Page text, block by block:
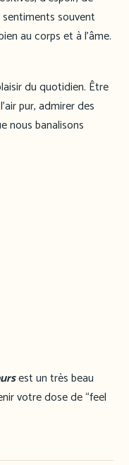
sentiments souvent
au corps et à l’âme.
du quotidien. Être
pur, admirer des
nous banalisons
est un très beau
votre dose de “feel